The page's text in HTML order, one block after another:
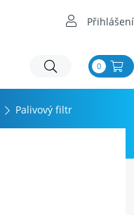
Přihlášení
0
Palivový filtr